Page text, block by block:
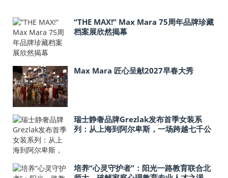
“THE MAX!” Max Mara 75周年品牌珍藏
档案展欣然揭幕
Max Mara 匠心呈献2027早春大秀
瑞士静奢品牌Grezlak发布首季女装系
列：从上海到阿尔卑斯，一场跨越七千公
培养“心灵守护者”：阳光一路教育联合北